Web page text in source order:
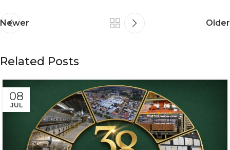
Newer Older
Related Posts
08
JUL